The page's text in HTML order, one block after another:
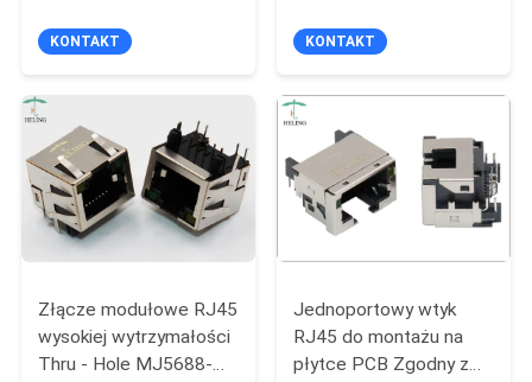
WYCENĘ
SITEMAP
POLITYKA
PRYWATNOŚCI
KONTAKT KONTAKT
Złącze modułowe RJ45
wysokiej wytrzymałości
Thru - Hole MJ5688-
Jednoportowy wtyk
RJ45 do montażu na
płytce PCB Zgodny z